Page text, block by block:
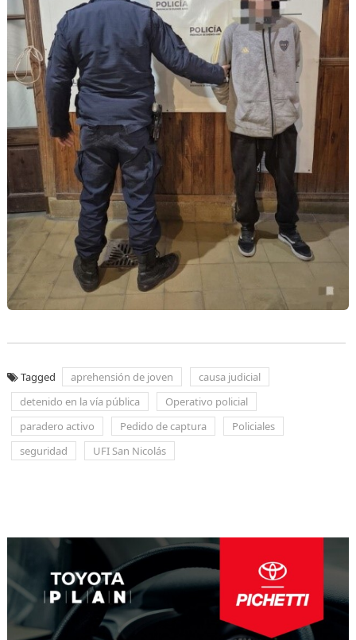
Tagged aprehensión de joven
causa judicial
detenido en la vía pública
Operativo policial
paradero activo
Pedido de captura
Policiales
seguridad
UFI San Nicolás
entradas